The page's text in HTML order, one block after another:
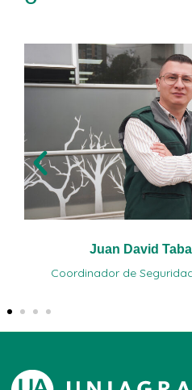
Juan David
Coordinador de